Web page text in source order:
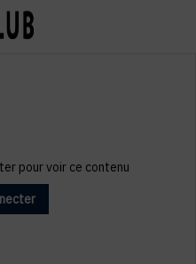
pour voir ce contenu